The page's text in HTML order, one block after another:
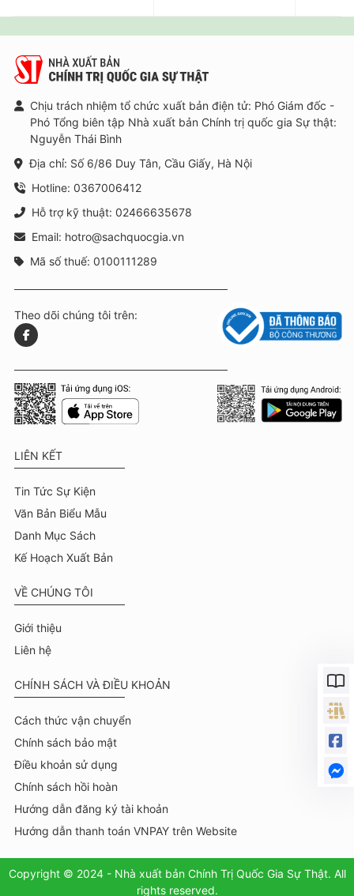
Chịu trách nhiệm tổ chức xuất bản điện tử: Phó Giám đốc -
Phó Tổng biên tập Nhà xuất bản Chính trị quốc gia Sự thật:
Nguyễn Thái Bình
Địa chỉ: Số 6/86 Duy Tân, Cầu Giấy, Hà Nội
Hotline: 0367006412
Hỗ trợ kỹ thuật: 02466635678
Email: hotro@sachquocgia.vn
Mã số thuế: 0100111289
Theo dõi chúng tôi trên:
LIÊN KẾT
Tin Tức Sự Kiện
Văn Bản Biểu Mẫu
Danh Mục Sách
Kế Hoạch Xuất Bản
VỀ CHÚNG TÔI
Giới thiệu
Liên hệ
CHÍNH SÁCH VÀ ĐIỀU KHOẢN
Cách thức vận chuyển
Chính sách bảo mật
Điều khoản sử dụng
Chính sách hồi hoàn
Hướng dẫn đăng ký tài khoản
Hướng dẫn thanh toán VNPAY trên Website
Copyright © 2024 - Nhà xuất bản Chính Trị Quốc Gia Sự Thật. All
rights reserved.